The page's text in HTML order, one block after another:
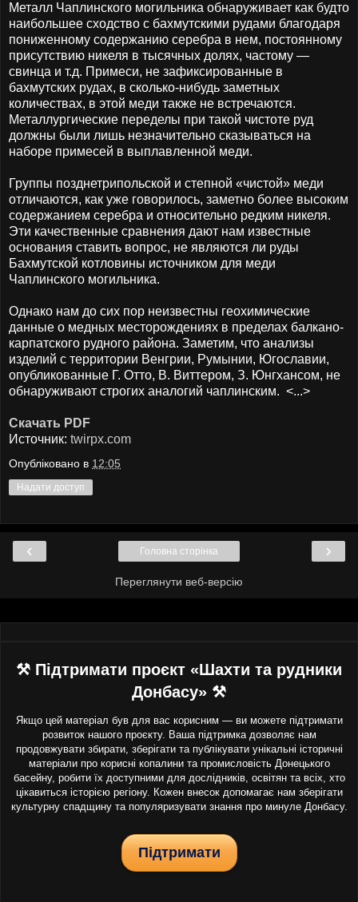
Металл Чаплинского могильника обнаруживает как будто
наибольшее сходство с бахмутскими рудами благодаря
пониженному содержанию серебра в нем, постоянному
присутствию никеля в тысячных долях, частому —
свинца и т.д. Примеси, не зафиксированные в
бахмутских рудах, в сколько-нибудь заметных
количествах, в этой меди также не встречаются.
Металлургические переделы при такой чистоте руд
должны были лишь незначительно сказываться на
наборе примесей в выплавленной меди.
Группы позднетрипольской и степной «чистой» меди
отличаются, как уже говорилось, заметно более высоким
содержанием серебра и относительно редким никеля.
Эти качественные сравнения дают нам известные
основания ставить вопрос, не являются ли руды
Бахмутской котловины источником для меди
Чаплинского могильника.
Однако нам до сих пор неизвестны геохимические
данные о медных месторождениях в пределах балкано-
карпатского рудного района. Заметим, что анализы
изделий с территории Венгрии, Румынии, Югославии,
опубликованные Г. Отто, В. Виттером, З. Юнгхансом, не
обнаруживают строгих аналогий чаплинским. <...>
Скачать PDF
Источник: twirpx.com
Опубліковано в 12:05
Надати доступ
‹ ›
Головна сторінка
Переглянути веб-версію
⚒ Підтримати проєкт «Шахти та рудники
Донбасу» ⚒
Якщо цей матеріал був для вас корисним — ви можете підтримати
розвиток нашого проєкту. Ваша підтримка дозволяє нам
продовжувати збирати, зберігати та публікувати унікальні історичні
матеріали про корисні копалини та промисловість Донецького
басейну, робити їх доступними для дослідників, освітян та всіх, хто
цікавиться історією регіону. Кожен внесок допомагає нам зберігати
культурну спадщину та популяризувати знання про минуле Донбасу.
Підтримати